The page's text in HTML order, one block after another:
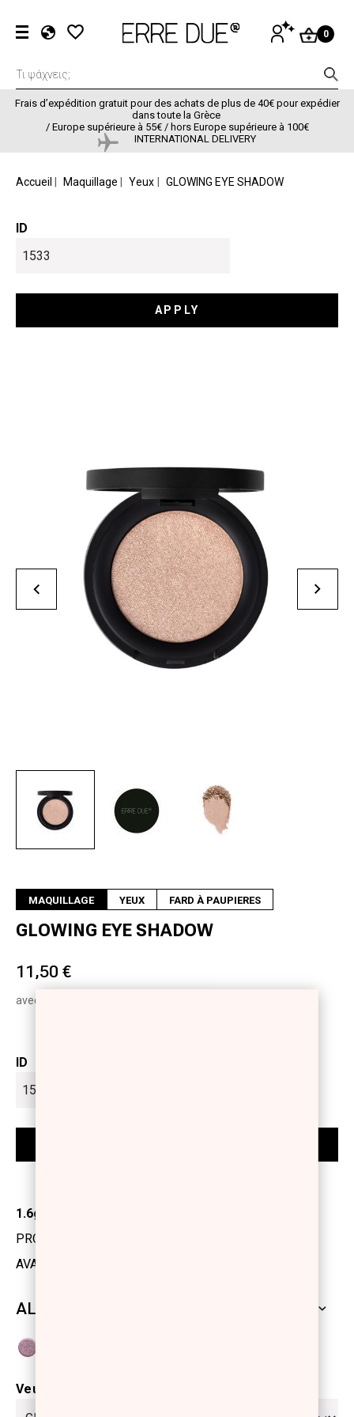
EN
FR
Menu du
SE
CONNECTER
0
Frais d’expédition gratuit pour des achats de plus de 40€ pour expédier
dans toute la Grèce
/ Europe supérieure à 55€ / hors Europe supérieure à 100€
INTERNATIONAL DELIVERY
FIL D'ARIANE
Accueil Maquillage Yeux GLOWING EYE SHADOW
ID
MAQUILLAGE YEUX FARD À PAUPIERES
GLOWING EYE SHADOW
11,50 €
avec T.V.A.
ID
1.6gr
PRODUCT CODE: 1113352
AVAILABILITY: IN STOCK
ALL SHADES
Veuillez sélectionner